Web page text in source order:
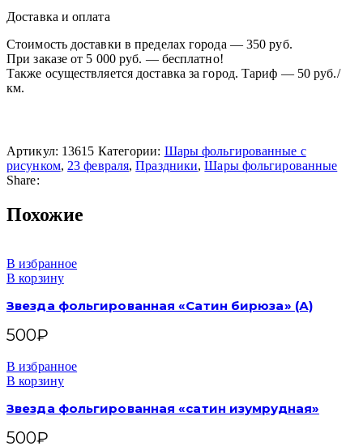
Доставка и оплата
Стоимость доставки в пределах города — 350 руб.
При заказе от 5 000 руб. — бесплатно!
Также осуществляется доставка за город. Тариф — 50 руб./
км.
Артикул: 13615 Категории: Шары фольгированные с
рисунком, 23 февраля, Праздники, Шары фольгированные
Share:
Похожие
В избранное
В корзину
Звезда фольгированная «Сатин бирюза» (А)
500₽
В избранное
В корзину
Звезда фольгированная «сатин изумрудная»
500₽